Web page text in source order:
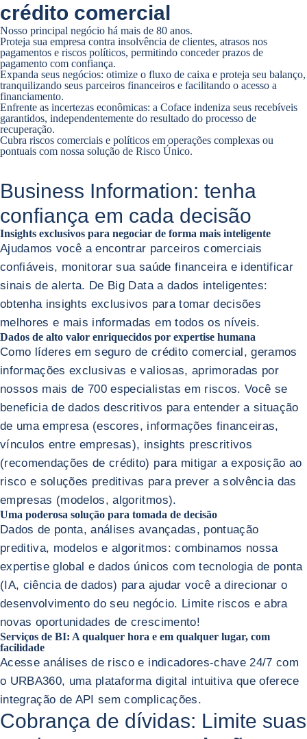
crédito comercial
Nosso principal negócio há mais de 80 anos.
Proteja sua empresa contra insolvência de clientes, atrasos nos
pagamentos e riscos políticos, permitindo conceder prazos de
pagamento com confiança.
Expanda seus negócios: otimize o fluxo de caixa e proteja seu balanço,
tranquilizando seus parceiros financeiros e facilitando o acesso a
financiamento.
Enfrente as incertezas econômicas: a Coface indeniza seus recebíveis
garantidos, independentemente do resultado do processo de
recuperação.
Cubra riscos comerciais e políticos em operações complexas ou
pontuais com nossa solução de Risco Único.
Business Information: tenha
confiança em cada decisão
Insights exclusivos para negociar de forma mais inteligente
Ajudamos você a encontrar parceiros comerciais
confiáveis, monitorar sua saúde financeira e identificar
sinais de alerta. De Big Data a dados inteligentes:
obtenha insights exclusivos para tomar decisões
melhores e mais informadas em todos os níveis.
Dados de alto valor enriquecidos por expertise humana
Como líderes em seguro de crédito comercial, geramos
informações exclusivas e valiosas, aprimoradas por
nossos mais de 700 especialistas em riscos. Você se
beneficia de dados descritivos para entender a situação
de uma empresa (escores, informações financeiras,
vínculos entre empresas), insights prescritivos
(recomendações de crédito) para mitigar a exposição ao
risco e soluções preditivas para prever a solvência das
empresas (modelos, algoritmos).
Uma poderosa solução para tomada de decisão
Dados de ponta, análises avançadas, pontuação
preditiva, modelos e algoritmos: combinamos nossa
expertise global e dados únicos com tecnologia de ponta
(IA, ciência de dados) para ajudar você a direcionar o
desenvolvimento do seu negócio. Limite riscos e abra
novas oportunidades de crescimento!
Serviços de BI: A qualquer hora e em qualquer lugar, com
facilidade
Acesse análises de risco e indicadores-chave 24/7 com
o URBA360, uma plataforma digital intuitiva que oferece
integração de API sem complicações.
Cobrança de dívidas: Limite suas